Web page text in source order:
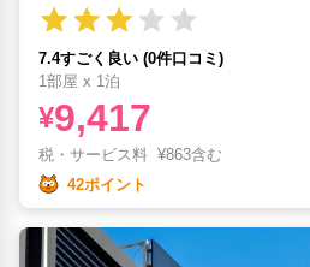
7.4すごく良い (0件口コミ)
1部屋 x 1泊
¥9,417
税・サービス料 ¥863含む
42ポイント